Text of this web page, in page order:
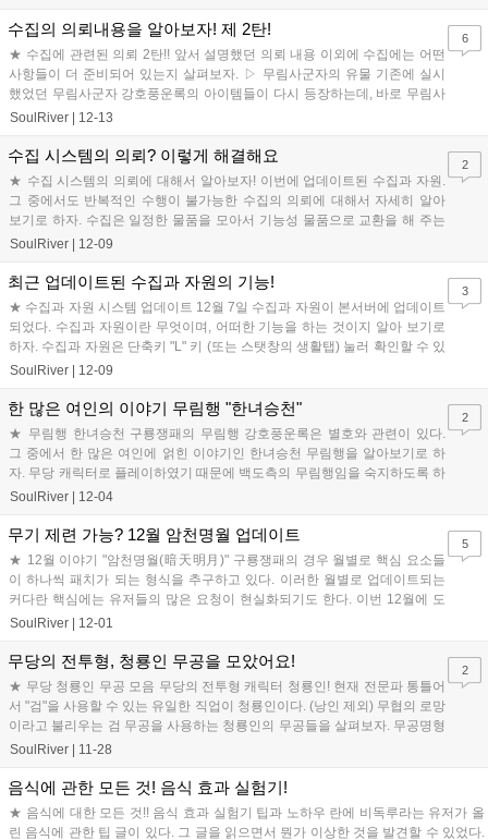
수집의 의뢰내용을 알아보자! 제 2탄!
★ 수집에 관련된 의뢰 2탄!! 앞서 설명했던 의뢰 내용 이외에 수집에는 어떤
사항들이 더 준비되어 있는지 살펴보자. ▷ 무림사군자의 유물 기존에 실시
했었던 무림사군자 강호풍운록의 아이템들이 다시 등장하는데, 바로 무림사
군자의 유물 의뢰에서 그것들을 ...
SoulRiver 12-13
6
수집 시스템의 의뢰? 이렇게 해결해요
★ 수집 시스템의 의뢰에 대해서 알아보자! 이번에 업데이트된 수집과 자원.
그 중에서도 반복적인 수행이 불가능한 수집의 의뢰에 대해서 자세히 알아
보기로 하자. 수집은 일정한 물품을 모아서 기능성 물품으로 교환을 해 주는
시스템이다. 단, 주의할 점은...
SoulRiver 12-09
2
최근 업데이트된 수집과 자원의 기능!
★ 수집과 자원 시스템 업데이트 12월 7일 수집과 자원이 본서버에 업데이트
되었다. 수집과 자원이란 무엇이며, 어떠한 기능을 하는 것이지 알아 보기로
하자. 수집과 자원은 단축키 "L" 키 (또는 스탯창의 생활탭) 눌러 확인할 수 있
으며, 오직 합비...
SoulRiver 12-09
3
한 많은 여인의 이야기 무림행 "한녀승천"
★ 무림행 한녀승천 구룡쟁패의 무림행 강호풍운록은 별호와 관련이 있다.
그 중에서 한 많은 여인에 얽힌 이야기인 한녀승천 무림행을 알아보기로 하
자. 무당 캐릭터로 플레이하였기 때문에 백도측의 무림행임을 숙지하도록 하
자. 철담호심이라는 별호를 주는 한녀...
SoulRiver 12-04
2
무기 제련 가능? 12월 암천명월 업데이트
★ 12월 이야기 "암천명월(暗天明月)" 구룡쟁패의 경우 월별로 핵심 요소들
이 하나씩 패치가 되는 형식을 추구하고 있다. 이러한 월별로 업데이트되는
커다란 핵심에는 유저들의 많은 요청이 현실화되기도 한다. 이번 12월에 도
입될 예정인 "암천명월(暗天明...
SoulRiver 12-01
5
무당의 전투형, 청룡인 무공을 모았어요!
★ 무당 청룡인 무공 모음 무당의 전투형 캐릭터 청룡인! 현재 전문파 통틀어
서 "검"을 사용할 수 있는 유일한 직업이 청룡인이다. (낭인 제외) 무협의 로망
이라고 불리우는 검 무공을 사용하는 청룡인의 무공들을 살펴보자. 무공명형
태 / 종류 / 재시전...
SoulRiver 11-28
2
음식에 관한 모든 것! 음식 효과 실험기!
★ 음식에 대한 모든 것!! 음식 효과 실험기 팁과 노하우 란에 비독루라는 유저가 올
린 음식에 관한 팁 글이 있다. 그 글을 읽으면서 뭔가 이상한 것을 발견할 수 있었다.